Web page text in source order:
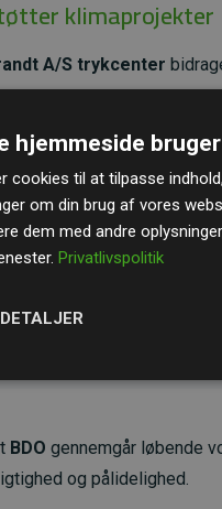
klimaprojekter
A/S trykcenter
reducerende effekt, som
fra hjemmesiden.
Gold Standard– en
Du kan læse mere
BDO gennemgår løbende
og pålidelighed.
hjemmeside
cookies til at tilpasse
om din brug af vores
dem med andre
Privatlivspolitik